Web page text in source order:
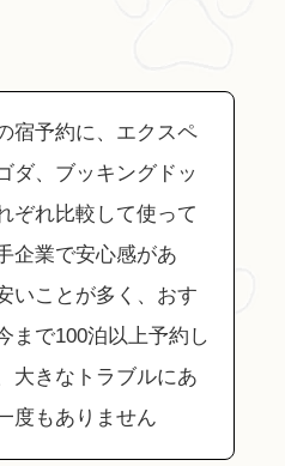
宿予約に、エクスペ
ダ、ブッキングドッ
ぞれ比較して使って
企業で安心感があ
いことが多く、おす
まで100泊以上予約し
大きなトラブルにあ
度もありません